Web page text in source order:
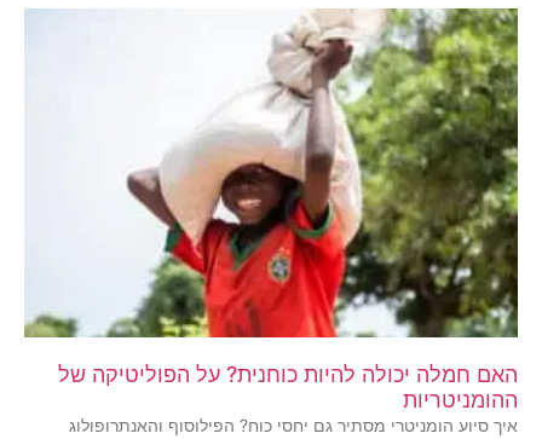
האם חמלה יכולה להיות כוחנית? על הפוליטיקה של
ההומניטריות
איך סיוע הומניטרי מסתיר גם יחסי כוח? הפילוסוף והאנתרופולוג